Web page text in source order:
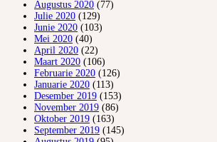
Augustus 2020 (77)
Julie 2020 (129)
Junie 2020 (103)
Mei 2020 (40)
April 2020 (22)
Maart 2020 (106)
Februarie 2020 (126)
Januarie 2020 (113)
Desember 2019 (153)
November 2019 (86)
Oktober 2019 (163)
September 2019 (145)